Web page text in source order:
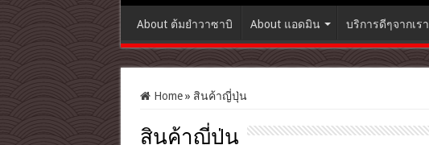
About ต้มยำวาซาบิ About แอดมิน บริการดีๆจากเรา
Home » สินค้าญี่ปุ่น
สินค้าญี่ปุ่น